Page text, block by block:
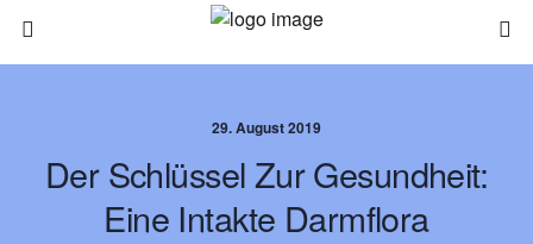
29. August 2019
Der Schlüssel Zur Gesundheit:
Eine Intakte Darmflora